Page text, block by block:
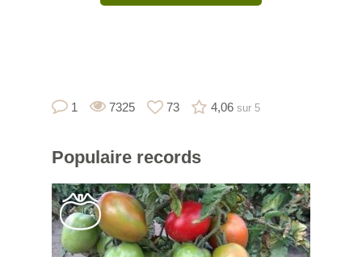
1 7325 73 4,06 sur 5
Populairerecords